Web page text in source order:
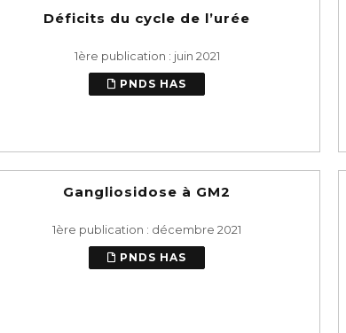
Déficits du cycle de l’urée
1ère publication : juin 2021
PNDS HAS
Gangliosidose à GM2
1ère publication : décembre 2021
PNDS HAS